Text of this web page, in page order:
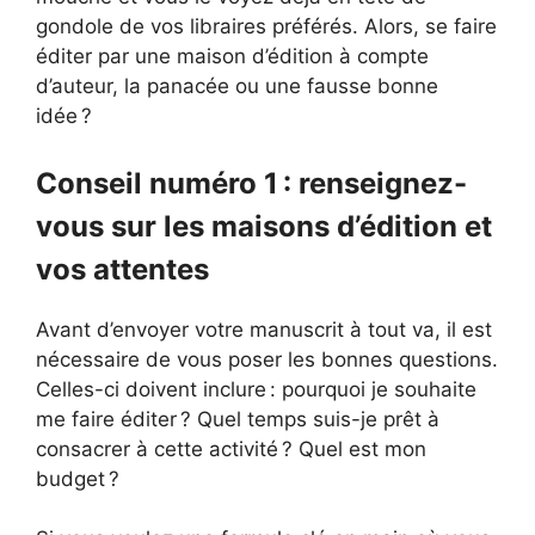
gondole de vos libraires préférés. Alors, se faire
éditer par une maison d’édition à compte
d’auteur, la panacée ou une fausse bonne
idée ?
Conseil numéro 1 : renseignez-
vous sur les maisons d’édition et
vos attentes
Avant d’envoyer votre manuscrit à tout va, il est
nécessaire de vous poser les bonnes questions.
Celles-ci doivent inclure : pourquoi je souhaite
me faire éditer ? Quel temps suis-je prêt à
consacrer à cette activité ? Quel est mon
budget ?